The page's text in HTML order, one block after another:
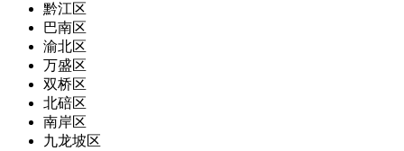
黔江区
巴南区
渝北区
万盛区
双桥区
北碚区
南岸区
九龙坡区